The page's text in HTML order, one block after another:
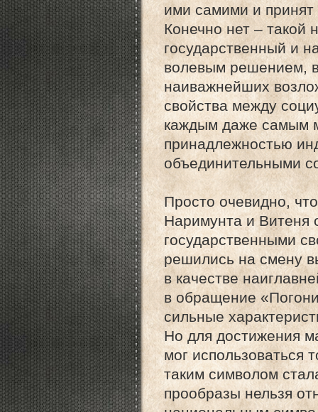
ими самими и
Конечно нет – такой
государственный и
волевым решением, в
наиважнейших
свойства между
каждым даже самым
принадлежностью
объединительными
Просто очевидно,
Наримунта и Витеня
государственными
решились на смену
в качестве
в обращение
сильные
Но для достижения
мог использоваться
таким символом
прообразы нельзя